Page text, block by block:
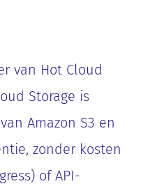
van Hot Cloud
Storage is
Amazon S3 en
zonder kosten
of API-